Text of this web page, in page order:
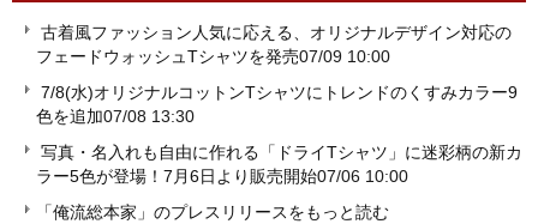
古着風ファッション人気に応える、オリジナルデザイン対応の
フェードウォッシュTシャツを発売07/09 10:00
7/8(水)オリジナルコットンTシャツにトレンドのくすみカラー9
色を追加07/08 13:30
写真・名入れも自由に作れる「ドライTシャツ」に迷彩柄の新カ
ラー5色が登場！7月6日より販売開始07/06 10:00
「俺流総本家」のプレスリリースをもっと読む